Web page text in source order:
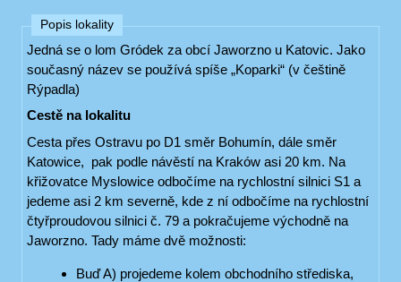
Popis lokality
Jedná se o lom Gródek za obcí Jaworzno u Katovic. Jako
současný název se používá spíše „Koparki“ (v češtině
Rýpadla)
Cestě na lokalitu
Cesta přes Ostravu po D1 směr Bohumín, dále směr
Katowice, pak podle návěstí na Kraków asi 20 km. Na
křižovatce Myslowice odbočíme na rychlostní silnici S1 a
jedeme asi 2 km severně, kde z ní odbočíme na rychlostní
čtyřproudovou silnici č. 79 a pokračujeme východně na
Jaworzno. Tady máme dvě možnosti:
Buď A) projedeme kolem obchodního střediska,